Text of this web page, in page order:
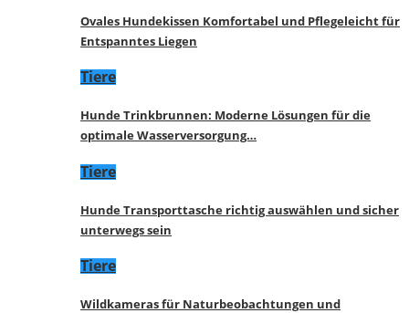
Ovales Hundekissen Komfortabel und Pflegeleicht für
Entspanntes Liegen
Tiere
Hunde Trinkbrunnen: Moderne Lösungen für die
optimale Wasserversorgung…
Tiere
Hunde Transporttasche richtig auswählen und sicher
unterwegs sein
Tiere
Wildkameras für Naturbeobachtungen und